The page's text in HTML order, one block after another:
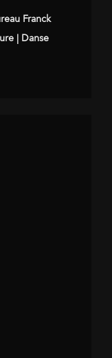
Franck
| Danse